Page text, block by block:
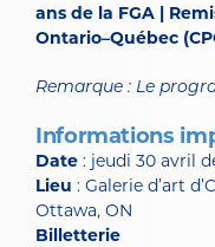
ans de la FGA |
Ontario–Québec
Remarque : Le
Informations
Date : jeudi 30 avril
Lieu : Galerie d’art
Ottawa, ON
Billetterie